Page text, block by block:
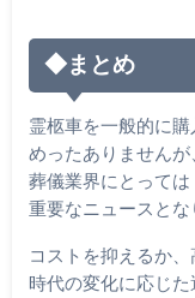
◆まとめ
霊柩車を一般的に
めったありませんが
葬儀業界にとっては
重要なニュースとな
コストを抑えるか、
時代の変化に応じた